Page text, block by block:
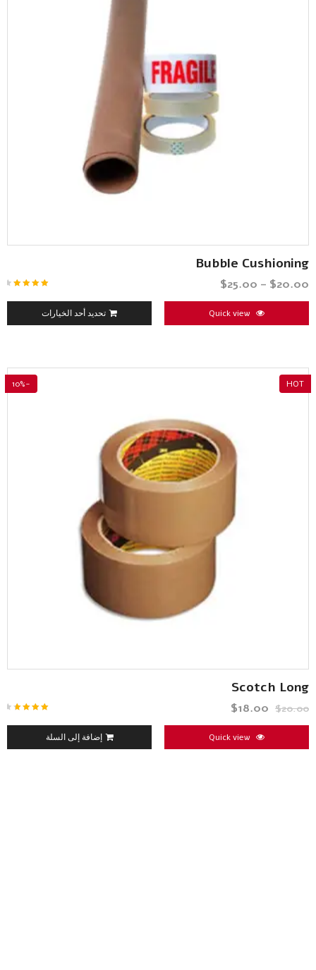
Bubble Cushioning
التقييم
5
$20.00
–
$25.00
تحديد أحد الخيارات
-10% HOT
Scotch Long
التقييم
5
$20.00
$18.00
إضافة إلى السلة